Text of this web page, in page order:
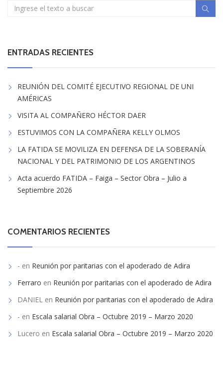
ENTRADAS RECIENTES
REUNIÓN DEL COMITÉ EJECUTIVO REGIONAL DE UNI
AMÉRICAS
VISITA AL COMPAÑERO HÉCTOR DAER
ESTUVIMOS CON LA COMPAÑERA KELLY OLMOS
LA FATIDA SE MOVILIZA EN DEFENSA DE LA SOBERANÍA
NACIONAL Y DEL PATRIMONIO DE LOS ARGENTINOS
Acta acuerdo FATIDA – Faiga – Sector Obra – Julio a
Septiembre 2026
COMENTARIOS RECIENTES
- en Reunión por paritarias con el apoderado de Adira
Ferraro en Reunión por paritarias con el apoderado de Adira
DANIEL en Reunión por paritarias con el apoderado de Adira
- en Escala salarial Obra – Octubre 2019 – Marzo 2020
Lucero en Escala salarial Obra – Octubre 2019 – Marzo 2020